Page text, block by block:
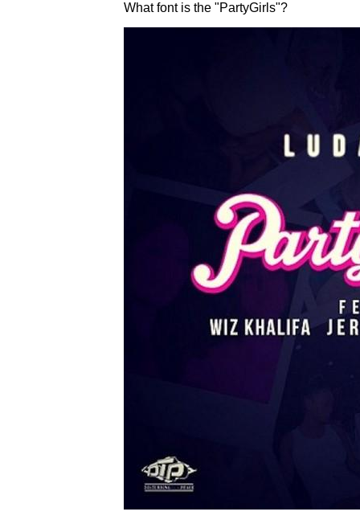
What font is the "PartyGirls"?